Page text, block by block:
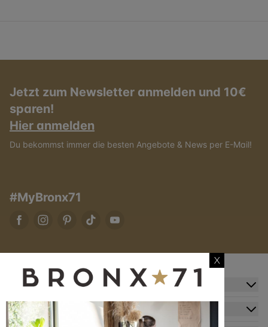
Jetzt zum Newsletter anmelden und 10€
sparen!
Hier anmelden
Du bekommst immer die besten Angebote & News per E-Mail!
#MyBronx71
Zusatzinformation
Kundendienst
X